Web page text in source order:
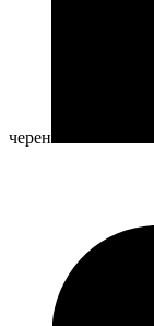
черен